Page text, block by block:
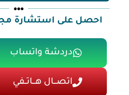
احصل على استشارة
دردشة واتساب
اتصـــال هـــاتــفي